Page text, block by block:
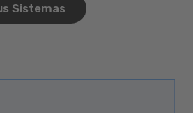
Sistemas